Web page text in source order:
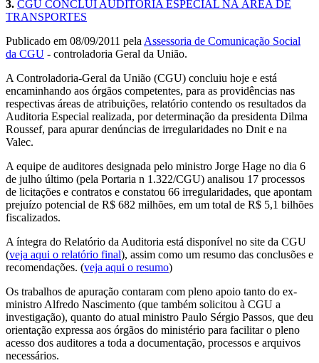
3. CGU CONCLUI AUDITORIA ESPECIAL NA ÁREA DE
TRANSPORTES
Publicado em 08/09/2011 pela Assessoria de Comunicação Social
da CGU - controladoria Geral da União.
A Controladoria-Geral da União (CGU) concluiu hoje e está
encaminhando aos órgãos competentes, para as providências nas
respectivas áreas de atribuições, relatório contendo os resultados da
Auditoria Especial realizada, por determinação da presidenta Dilma
Roussef, para apurar denúncias de irregularidades no Dnit e na
Valec.
A equipe de auditores designada pelo ministro Jorge Hage no dia 6
de julho último (pela Portaria n 1.322/CGU) analisou 17 processos
de licitações e contratos e constatou 66 irregularidades, que apontam
prejuízo potencial de R$ 682 milhões, em um total de R$ 5,1 bilhões
fiscalizados.
A íntegra do Relatório da Auditoria está disponível no site da CGU
(veja aqui o relatório final), assim como um resumo das conclusões e
recomendações. (veja aqui o resumo)
Os trabalhos de apuração contaram com pleno apoio tanto do ex-
ministro Alfredo Nascimento (que também solicitou à CGU a
investigação), quanto do atual ministro Paulo Sérgio Passos, que deu
orientação expressa aos órgãos do ministério para facilitar o pleno
acesso dos auditores a toda a documentação, processos e arquivos
necessários.